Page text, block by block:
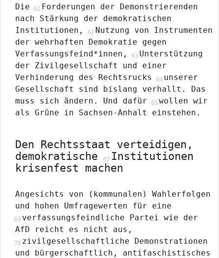
Die
Forderungen der Demonstrierenden
nach Stärkung der demokratischen
Institutionen,
Nutzung von Instrumenten
der wehrhaften Demokratie gegen
Verfassungsfeind*innen,
Unterstützung
der Zivilgesellschaft und einer
Verhinderung des Rechtsrucks
unserer
Gesellschaft sind bislang verhallt. Das
muss sich ändern. Und dafür
wollen wir
als Grüne in Sachsen-Anhalt einstehen.
Den Rechtsstaat verteidigen,
demokratische
Institutionen
krisenfest machen
Angesichts von (kommunalen) Wahlerfolgen
und hohen Umfragewerten für eine
verfassungsfeindliche Partei wie der
AfD reicht es nicht aus,
zivilgesellschaftliche Demonstrationen
und bürgerschaftlich, antifaschistisches